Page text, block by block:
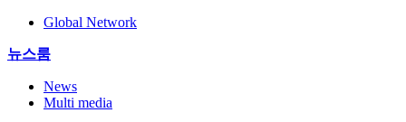
Global Network
뉴스룸
News
Multi media